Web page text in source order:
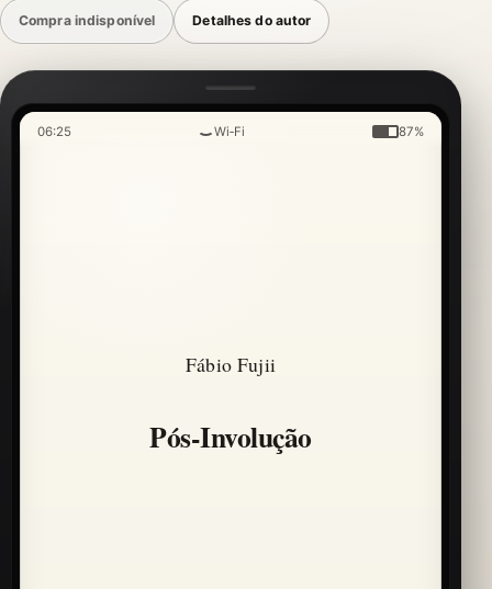
06:25 Wi‑Fi 87%
Fábio Fujii
Pós-Involução
Compra indisponível Detalhes do autor